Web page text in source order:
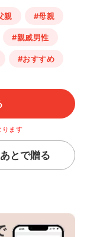
親 #母親
#親戚男性
#おすすめ
ります
あとで贈る